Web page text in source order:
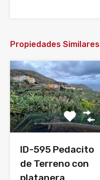
Propiedades Similares
ID-595 Pedacito
de Terreno con
platanera